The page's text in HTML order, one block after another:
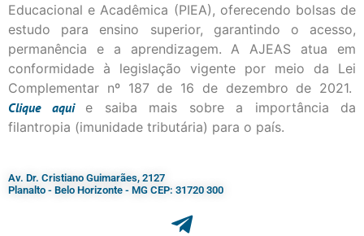
Educacional e Acadêmica (PIEA), oferecendo bolsas de
estudo para ensino superior, garantindo o acesso,
permanência e a aprendizagem. A AJEAS atua em
conformidade à legislação vigente por meio da Lei
Complementar nº 187 de 16 de dezembro de 2021.
Cliqueaqui
e saiba mais sobre a importância da
filantropia (imunidade tributária) para o país.
Av. Dr. Cristiano Guimarães, 2127
Planalto - Belo Horizonte - MG CEP: 31720 300